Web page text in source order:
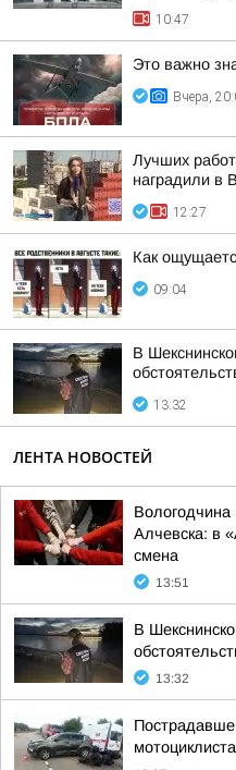
10:47
Это важно
Вчера,
Лучших
наградили в
12:27
Как
09:04
В
13:32
ЛЕНТА НОВОСТЕЙ
Вологодчина
Алчевска: в
смена
13:51
В
13:32